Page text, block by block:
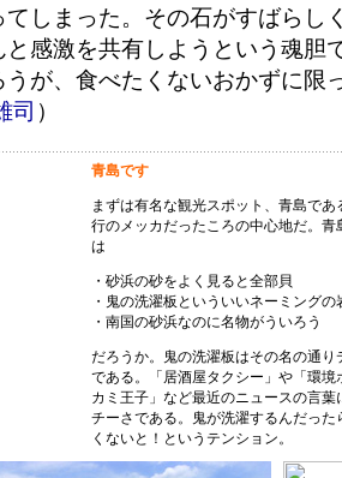
てしまった。その石がすばらし
と感激を共有しようという魂胆
うが、食べたくないおかずに限
司 ）
青島です
まずは有名な観光スポット、青島であ
行のメッカだったころの中心地だ。青
は
・砂浜の砂をよく見ると全部貝
・鬼の洗濯板といういいネーミングの
・南国の砂浜なのに名物がういろう
だろうか。鬼の洗濯板はその名の通り
である。「居酒屋タクシー」や「環境
カミ王子」など最近のニュースの言葉
チーさである。鬼が洗濯するんだった
くないと！というテンション。